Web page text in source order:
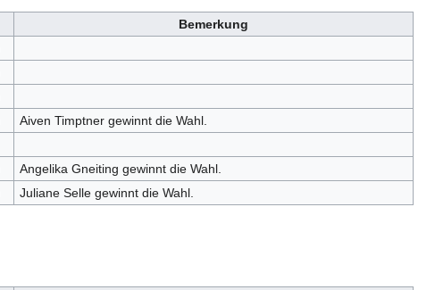
Bemerkung
Aiven Timptner gewinnt die Wahl.
Angelika Gneiting gewinnt die Wahl.
Juliane Selle gewinnt die Wahl.